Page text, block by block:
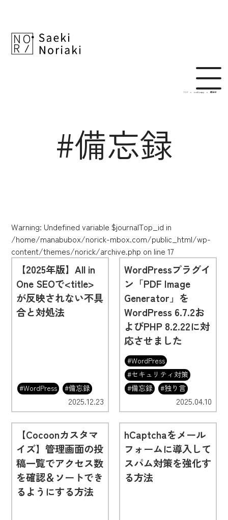
TOP soliloquy 備忘録
#備忘録
Warning: Undefined variable $journalTop_id in
/home/manabubox/norick-mbox.com/public_html/wp-
content/themes/norick/archive.php on line17
【2025年版】All in
One SEOで<title>
が反映されない不具
合と対処法
2025.12.23
#WordPress #備忘録
WordPressプラグイ
ン「PDF Image
Generator」を
WordPress 6.7.2お
よびPHP 8.2.22に対
応させました
2025.04.10
#WordPress
#セキュリティ対策
#備忘録
#独り言
【Cocoonカスタマ
イズ】管理画面の投
稿一覧でアクセス数
を確認＆ソートでき
るようにする方法
hCaptchaをメール
フォームに導入して
スパム対策を強化す
る方法